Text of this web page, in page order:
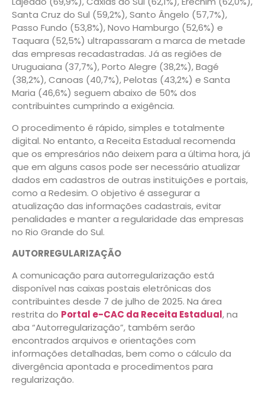
Santa Cruz do Sul (59,2%), Santo Ângelo (57,7%),
Passo Fundo (53,8%), Novo Hamburgo (52,6%) e
Taquara (52,5%) ultrapassaram a marca de metade
das empresas recadastradas. Já as regiões de
Uruguaiana (37,7%), Porto Alegre (38,2%), Bagé
(38,2%), Canoas (40,7%), Pelotas (43,2%) e Santa
Maria (46,6%) seguem abaixo de 50% dos
contribuintes cumprindo a exigência.
O procedimento é rápido, simples e totalmente
digital. No entanto, a Receita Estadual recomenda
que os empresários não deixem para a última hora, já
que em alguns casos pode ser necessário atualizar
dados em cadastros de outras instituições e portais,
como a Redesim. O objetivo é assegurar a
atualização das informações cadastrais, evitar
penalidades e manter a regularidade das empresas
no Rio Grande do Sul.
AUTORREGULARIZAÇÃO
A comunicação para autorregularização está
disponível nas caixas postais eletrônicas dos
contribuintes desde 7 de julho de 2025. Na área
restrita do Portal e-CAC da Receita Estadual, na
aba “Autorregularização”, também serão
encontrados arquivos e orientações com
informações detalhadas, bem como o cálculo da
divergência apontada e procedimentos para
regularização.